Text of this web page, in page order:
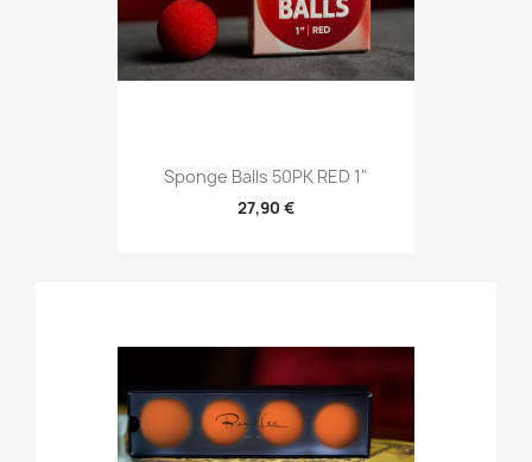
Sponge Balls 50PK RED 1"
27,90 €